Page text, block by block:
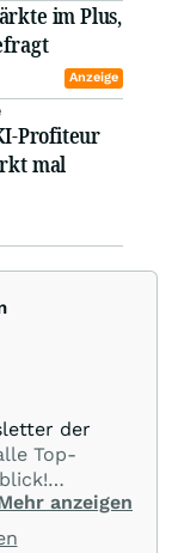
im Plus,
Anzeige
Profiteur
mal
der
Top-
Thema!Für
Channel ist
anzeigen